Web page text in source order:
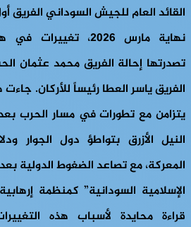
القائد العام للجيش السوداني الفريق
نهاية مارس 2026،
تصدرتها إحالة الفريق محمد عثمان
الفريق ياسر العطا رئيساً للأركان.
يتزامن مع تطورات في مسار الحرب
النيل الأزرق بتواطؤ دول الجوار
المعركة، مع تصاعد الضغوط الدولية
الإسلامية السودانية” كمنظمة
قراءة محايدة لأسباب هذه